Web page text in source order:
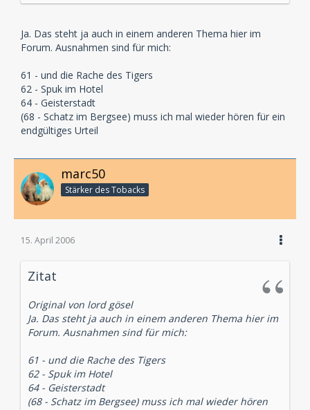
Ja. Das steht ja auch in einem anderen Thema hier im
Forum. Ausnahmen sind für mich:
61 - und die Rache des Tigers
62 - Spuk im Hotel
64 - Geisterstadt
(68 - Schatz im Bergsee) muss ich mal wieder hören für ein
endgültiges Urteil
marc50
Stärker des Tobacks
15. April 2006
Zitat
Original von lord gösel
Ja. Das steht ja auch in einem anderen Thema hier im
Forum. Ausnahmen sind für mich:
61 - und die Rache des Tigers
62 - Spuk im Hotel
64 - Geisterstadt
(68 - Schatz im Bergsee) muss ich mal wieder hören